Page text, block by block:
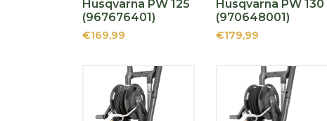
Husqvarna PW 125
(967676401)
€169,99
Husqvarna PW 130
(970648001)
€179,99